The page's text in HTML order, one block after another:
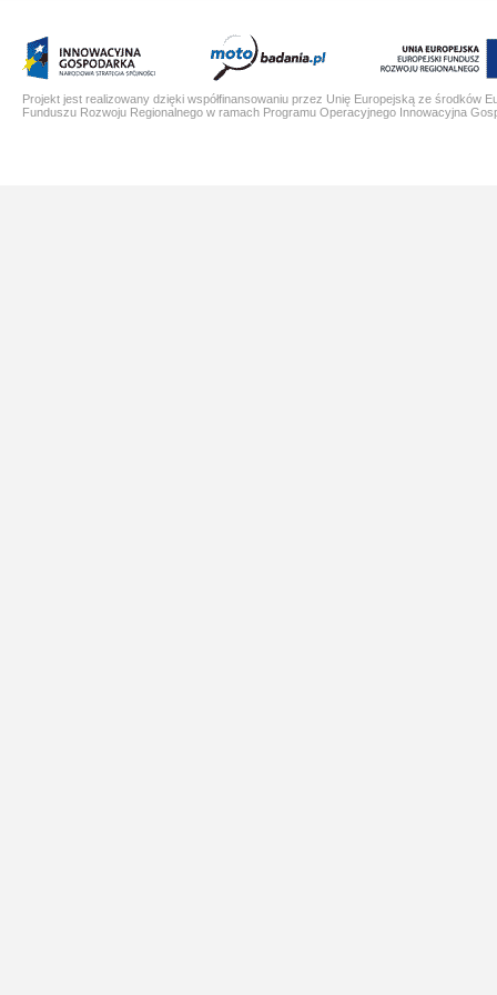
Projekt jest realizowany dzięki współfinansowaniu przez Unię Europejską ze środków
Funduszu Rozwoju Regionalnego w ramach Programu Operacyjnego Innowacyjna